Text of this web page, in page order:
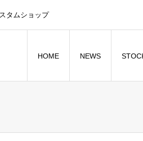
タムショップ
HOME NEWS